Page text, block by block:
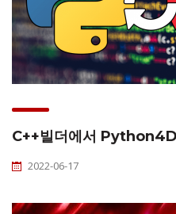
C++빌더에서
2022-06-17